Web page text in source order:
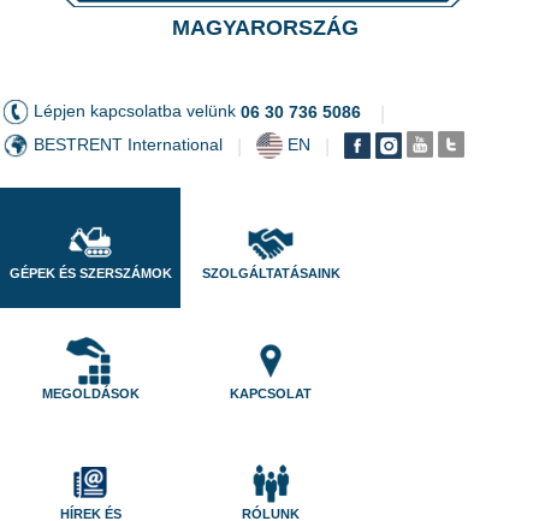
MAGYARORSZÁG
Lépjen kapcsolatba velünk 06 30 736 5086
BESTRENT International EN
GÉPEK ÉS SZERSZÁMOK SZOLGÁLTATÁSAINK
MEGOLDÁSOK KAPCSOLAT
HÍREK ÉS
RÓLUNK